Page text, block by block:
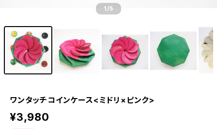
1/5
ワンタッチコインケース<ミドリ×ピンク>
¥3,980